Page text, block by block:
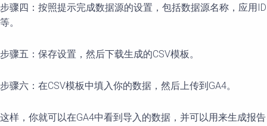
步骤四：按照提示完成数据源的设置，包括数据源名称，应用ID
等。
步骤五：保存设置，然后下载生成的CSV模板。
步骤六：在CSV模板中填入你的数据，然后上传到GA4。
这样，你就可以在GA4中看到导入的数据，并可以用来生成报告